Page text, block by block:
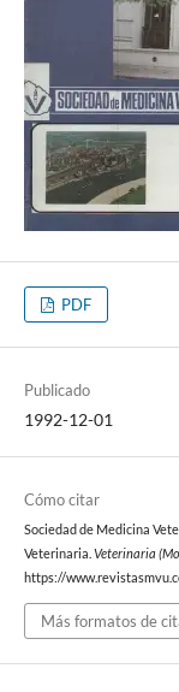
PDF
Publicado
1992-12-01
Cómo citar
Sociedad de Medicina
Veterinaria. Veterinaria
https://
Más formatos de